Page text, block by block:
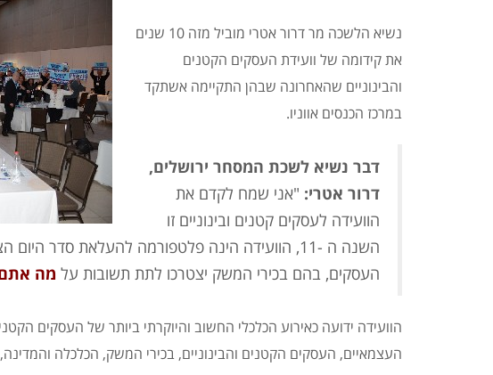
נשיא הלשכה מר דרור אטרי מוביל מזה 10 שנים
את קידומה של וועידת העסקים הקטנים
והבינוניים שהאחרונה שבהן התקיימה אשתקד
במרכז הכנסים אווניו.
דבר נשיא לשכת המסחר ירושלים,
דרור אטרי: "אני שמח לקדם את
הוועידה לעסקים קטנים ובינוניים זו
השנה ה -11, הוועידה הינה פלטפורמה להעלאת סדר
העסקים, בהם בכירי המשק יצטרכו לתת תשובות על מה
הוועידה ידועה כאירוע הכלכלי החשוב והיוקרתי ביותר של העסקים
העצמאיים, העסקים הקטנים והבינוניים, בכירי המשק, הכלכלה